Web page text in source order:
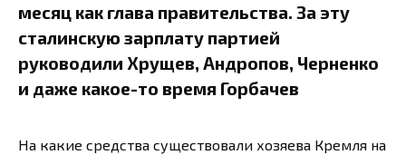
месяц как глава правительства. За эту
сталинскую зарплату партией
руководили Хрущев, Андропов, Черненко
и даже какое-то время Горбачев
На какие средства существовали хозяева Кремля на